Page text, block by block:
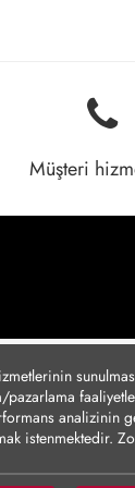
analizinin
istenmektedir.
kişisel
Müşteri